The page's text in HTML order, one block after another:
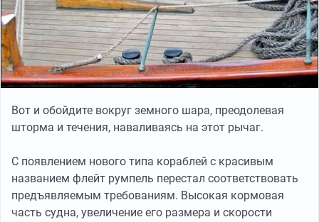
Вот и обойдите вокруг земного шара, преодолевая
шторма и течения, наваливаясь на этот рычаг.
С появлением нового типа кораблей с красивым
названием флейт румпель перестал соответствовать
предъявляемым требованиям. Высокая кормовая
часть судна, увеличение его размера и скорости